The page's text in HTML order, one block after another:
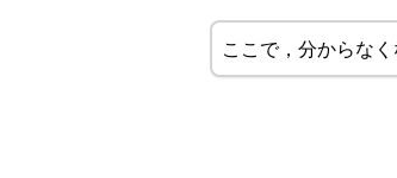
ここで，分からなく